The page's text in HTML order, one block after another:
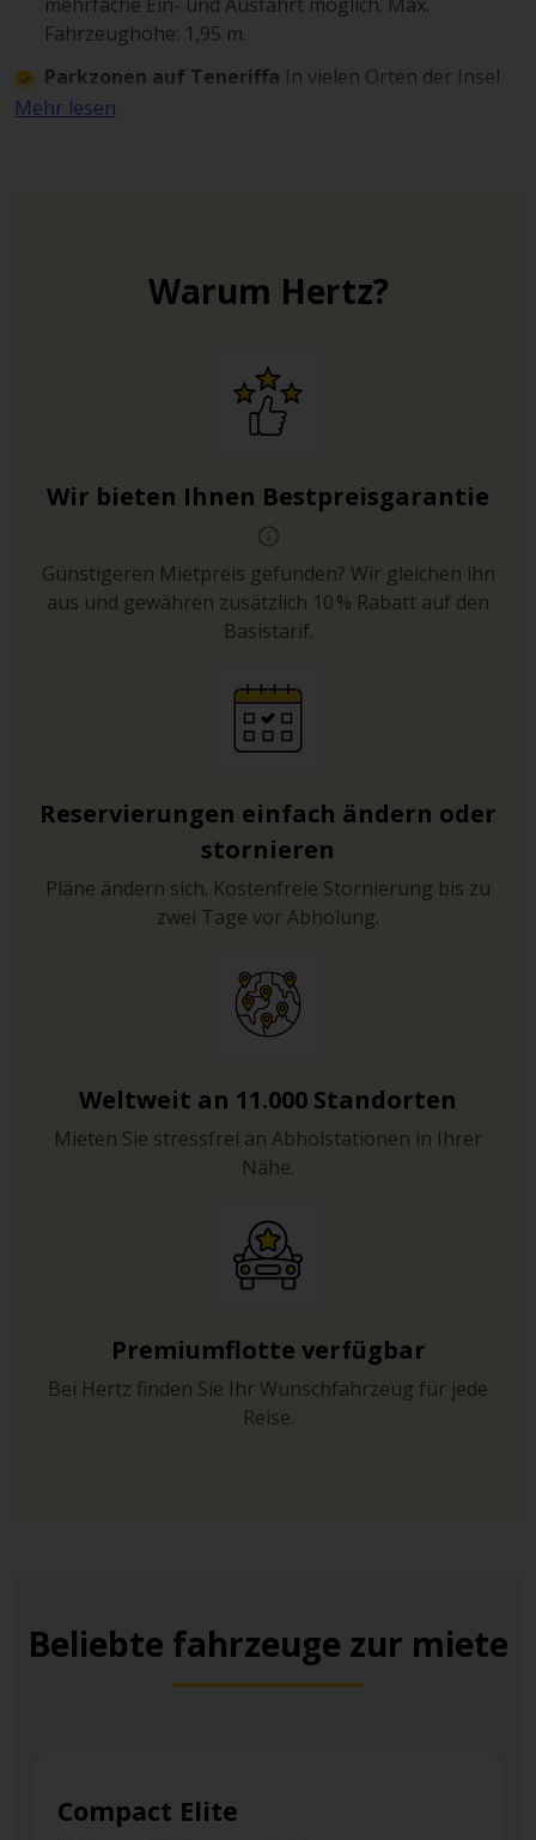
Fahrzeughöhe: 1,95 m.
Parkzonen auf Teneriffa In vielen Orten der Insel
ist das Parken am Straßenrand für Ihren Mietwagen
Mehr lesen
Warum Hertz?
Wir bieten Ihnen Bestpreisgarantie
Günstigeren Mietpreis gefunden? Wir gleichen ihn
aus und gewähren zusätzlich 10 % Rabatt auf den
Basistarif.
Reservierungen einfach ändern oder
stornieren
Pläne ändern sich. Kostenfreie Stornierung bis zu
zwei Tage vor Abholung.
Weltweit an 11.000 Standorten
Mieten Sie stressfrei an Abholstationen in Ihrer
Nähe.
Premiumflotte verfügbar
Bei Hertz finden Sie Ihr Wunschfahrzeug für jede
Reise.
Beliebte fahrzeuge zur miete
Elite